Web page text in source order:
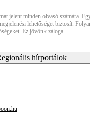
jelent minden olvasó számára.
lehetőséget biztosít.
Ez jövőnk záloga.
hírportálok